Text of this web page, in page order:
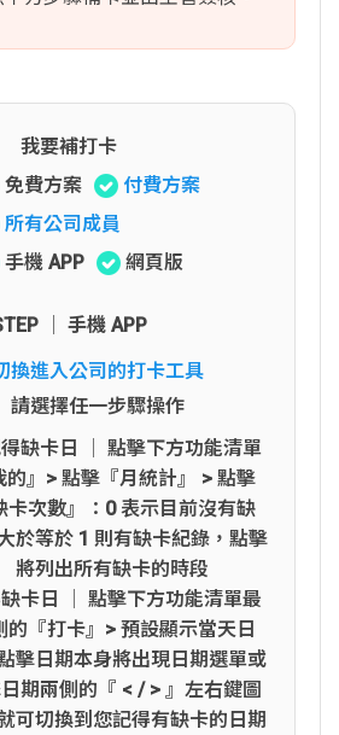
我要補打卡
免費方案
付費方案
所有公司成員
手機 APP 網頁版
│ 手機 APP
換進入公司的打卡工具
請選擇任一步驟操作
缺卡日 │ 點擊下方功能清單
的』> 點擊『月統計』 > 點擊
卡次數』：0 表示目前沒有缺
於等於 1 則有缺卡紀錄，點擊
將列出所有缺卡的時段
卡日 │ 點擊下方功能清單最
的『打卡』> 預設顯示當天日
擊日期本身將出現日期選單或
期兩側的『 < / > 』左右鍵圖
可切換到您記得有缺卡的日期